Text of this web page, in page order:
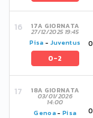
17A GIORNATA
27/12/2025 19:45
Pisa - Juventus
0-2
0
18A GIORNATA
03/01/2026
14:00
Genoa-Pisa 0